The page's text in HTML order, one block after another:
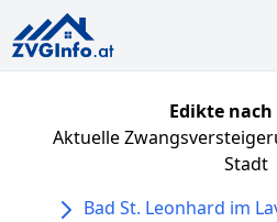
Edikte
Aktuelle
Stadt
Bad St. Leonhard im